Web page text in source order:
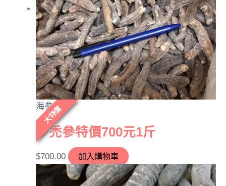
大特價
海参
沙禿參特價700元1斤
$700.00 加入購物車